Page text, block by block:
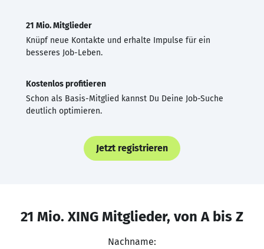
21 Mio. Mitglieder
Knüpf neue Kontakte und erhalte Impulse für ein
besseres Job-Leben.
Kostenlos profitieren
Schon als Basis-Mitglied kannst Du Deine Job-Suche
deutlich optimieren.
Jetzt registrieren
21 Mio. XING Mitglieder, von A bis Z
Nachname: